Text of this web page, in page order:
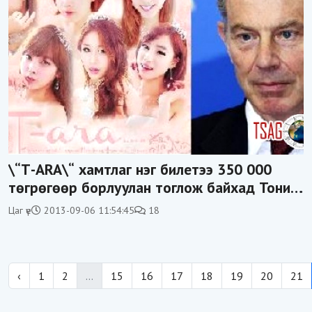
\“Т-ARA\“ хамтлаг нэг билетээ 350 000
төгрөгөөр борлуулан тоглож байхад Тони
Блейр Монголд үнэгүй зөвлөнө гэв үү?
Цаг үе 2013-09-06 11:54:45 18
‹ 1 2 ... 15 16 17 18 19 20 21